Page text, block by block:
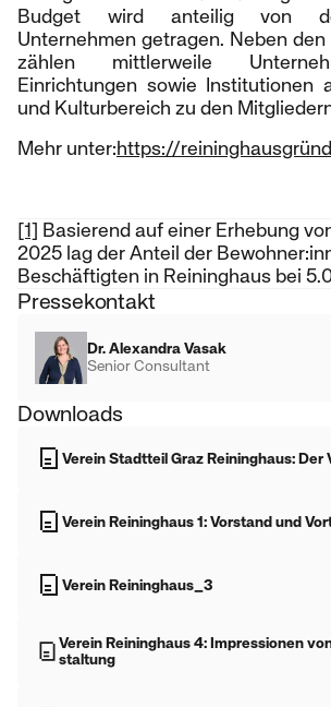
Budget wird anteilig von
Unternehmen getragen. Neben
zählen mittlerweile
Einrichtungen sowie Institutionen
und Kulturbereich zu den
Mehr unter:https://
[1] Basierend auf einer Erhebung
2025 lag der Anteil der
Beschäftigten in Reininghaus bei
Pressekontakt
Dr. Alexandra Vasak
Senior Consultant
Downloads
Verein Stadtteil Graz Reininghaus: Der
Verein Reininghaus 1: Vorstand und
Verein Reininghaus_3
Verein Reininghaus 4: Impressionen
staltung